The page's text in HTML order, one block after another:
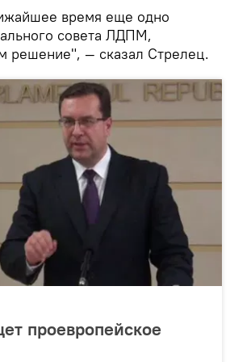
время еще одно
совета ЛДПМ,
решение", — сказал Стрелец.
проевропейское